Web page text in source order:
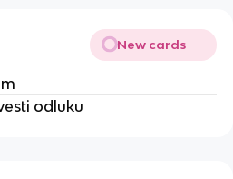
New cards
odluku